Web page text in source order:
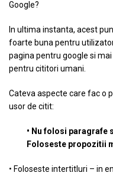
Google?
In ultima instanta, acest
foarte buna pentru
pagina pentru google si
pentru cititori umani.
Cateva aspecte care fac o
usor de citit:
• Nu folosi
Foloseste propozitii
• Foloseste intertitluri – in